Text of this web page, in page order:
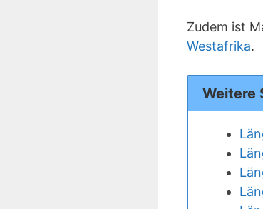
Zudem ist
Westafrika.
Weitere